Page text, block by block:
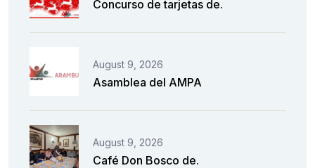
Concurso de tarjetas de.
August 9, 2026
Asamblea del AMPA
August 9, 2026
Café Don Bosco de.